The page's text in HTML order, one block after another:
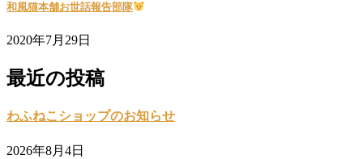
和風猫本舗お世話報告部隊
2020年7月29日
最近の投稿
わふねこショップのお知らせ
2026年8月4日